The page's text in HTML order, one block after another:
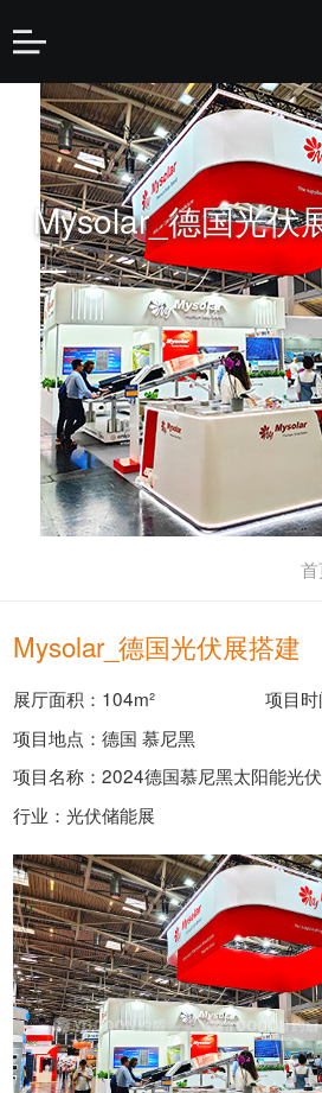
Mysolar_德国光伏
Mysolar_德国光伏展搭建
展厅面积：104m²
项目
项目地点：德国 慕尼黑
项目名称：2024德国慕尼黑太阳能光
行业：光伏储能展